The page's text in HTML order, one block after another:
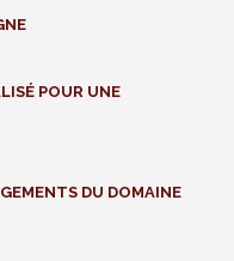
POUR UNE
DU DOMAINE